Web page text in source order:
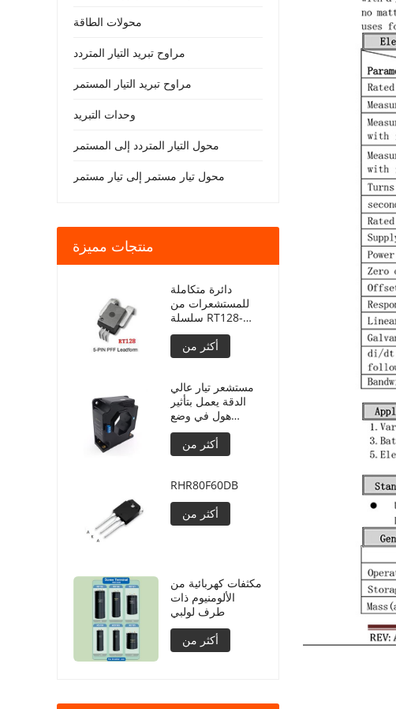
محولات الطاقة
مراوح تبريد التيار المتردد
مراوح تبريد التيار المستمر
وحدات التبريد
محول التيار المتردد إلى المستمر
محول تيار مستمر إلى تيار مستمر
منتجات مميزة
دائرة متكاملة
للمستشعرات من
سلسلة RT128-
50/33
أكثر من
مستشعر تيار عالي
الدقة يعمل بتأثير
هول في وضع
الحلقة المغلقة
RTLT2000SH
أكثر من
RHR80F60DB
أكثر من
مكثفات كهربائية من
الألومنيوم ذات
طرف لولبي
أكثر من